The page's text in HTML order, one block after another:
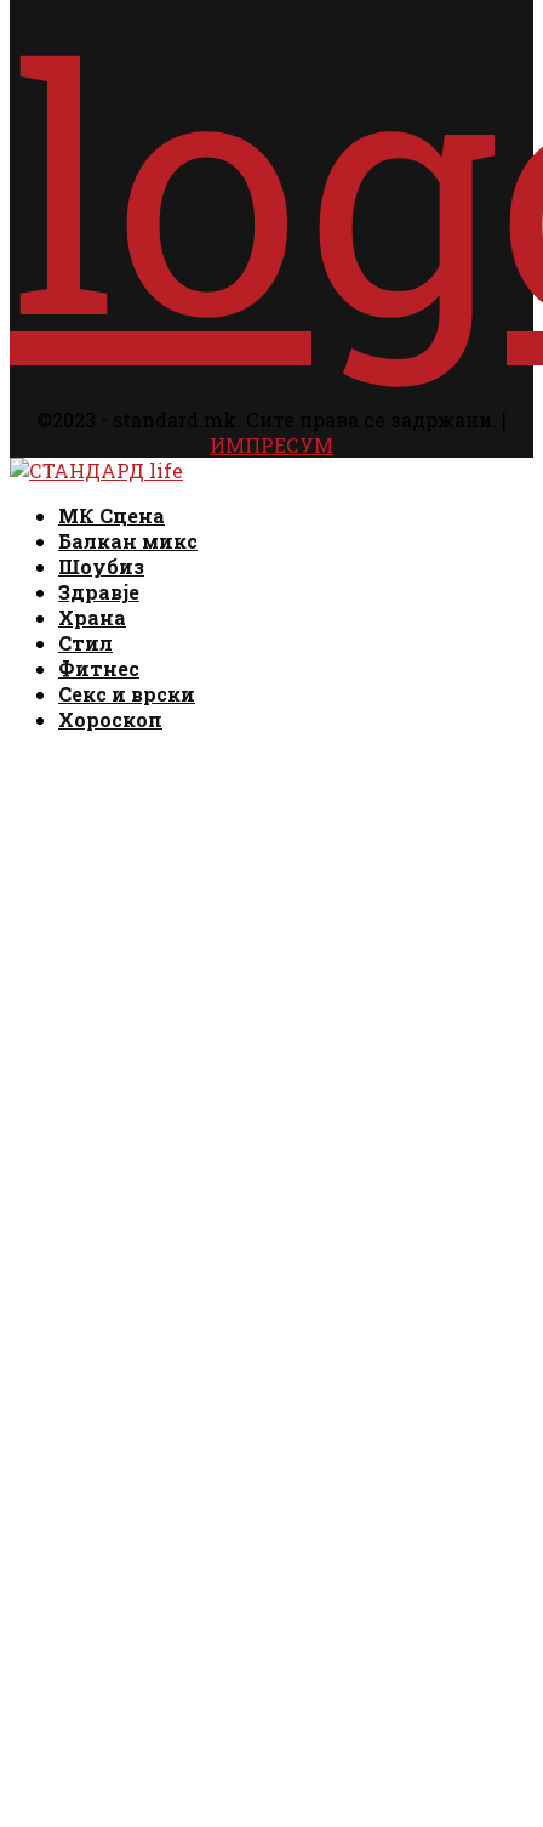
ИМПРЕСУМ
Facebook
Instagram
Email
Rss
МК Сцена
Балкан микс
Шоубиз
Здравје
Храна
Стил
Фитнес
Секс и врски
Хороскоп